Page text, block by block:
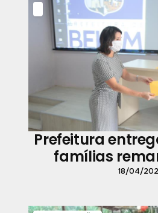
Prefeitura
famílias
função da obra
18/04/